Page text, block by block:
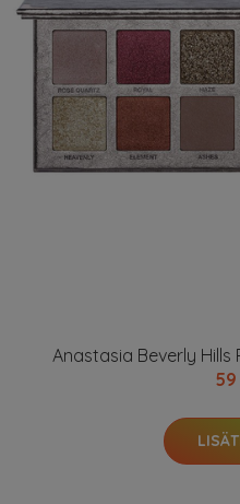
Anastasia Beverly Hills
59